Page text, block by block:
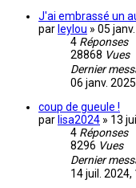
J'ai embrassé un
par leylou » 05
4 Réponses
28868 Vues
Dernier
06 janv.
coup de gueule !
par lisa2024 » 13
4 Réponses
8296 Vues
Dernier
14 juil. 2024,